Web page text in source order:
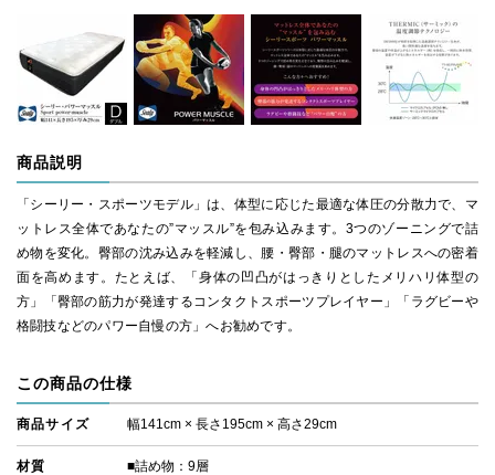
商品説明
「シーリー・スポーツモデル」は、体型に応じた最適な体圧の分散力で、マ
ットレス全体であなたの”マッスル”を包み込みます。3つのゾーニングで詰
め物を変化。臀部の沈み込みを軽減し、腰・臀部・腿のマットレスへの密着
面を高めます。たとえば、「身体の凹凸がはっきりとしたメリハリ体型の
方」「臀部の筋力が発達するコンタクトスポーツプレイヤー」「ラグビーや
格闘技などのパワー自慢の方」へお勧めです。
この商品の仕様
商品サイズ 幅141cm × 長さ195cm × 高さ29cm
材質
■詰め物：9層